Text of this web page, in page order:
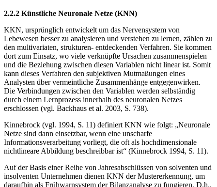
2.2.2 Künstliche Neuronale Netze (KNN)
KKN, ursprünglich entwickelt um das Nervensystem von
Lebewesen besser zu analysieren und verstehen zu lernen, zählen zu
den multivariaten, strukturen- entdeckenden Verfahren. Sie kommen
dort zum Einsatz, wo viele verknüpfte Ursachen zusammenspielen
und die Beziehung zwischen diesen Variablen nicht linear ist. Somit
kann dieses Verfahren den subjektiven Mutmaßungen eines
Analysten über vermeintliche Zusammenhänge entgegenwirken.
Die Verbindungen zwischen den Variablen werden selbständig
durch einem Lernprozess innerhalb des neuronalen Netzes
erschlossen (vgl. Backhaus et al. 2003, S. 738).
Kinnebrock (vgl. 1994, S. 11) definiert KNN wie folgt: „Neuronale
Netze sind dann einsetzbar, wenn eine unscharfe
Informationsverarbeitung vorliegt, die oft als hochdimensionale
nichtlineare Abbildung beschreibbar ist“ (Kinnebrock 1994, S. 11).
Auf der Basis einer Reihe von Jahresabschlüssen von solventen und
insolventen Unternehmen dienen KNN der Mustererkennung, um
daraufhin als Frühwarnsystem der Bilanzanalyse zu fungieren. D.h.,